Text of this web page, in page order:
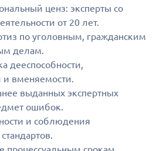
ценз: эксперты со
от 20 лет.
по уголовным, гражданским
делам.
дееспособности,
и вменяемости.
выданных экспертных
ошибок.
и соблюдения